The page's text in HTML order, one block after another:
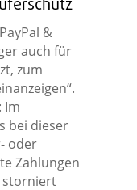
&
auch für
zum
Im
bei dieser
oder
Zahlungen
storniert